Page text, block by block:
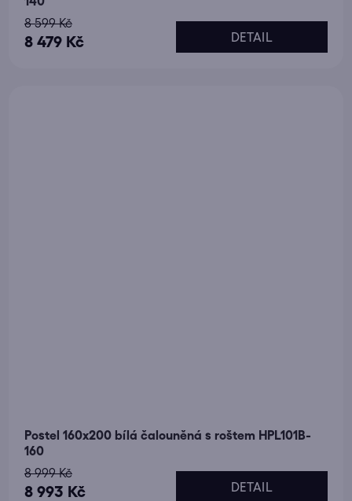
8 479 Kč
8 599 Kč
DETAIL
Postel 160x200 bílá čalouněná s roštem HPL101B-
160
8 993 Kč
8 999 Kč
DETAIL